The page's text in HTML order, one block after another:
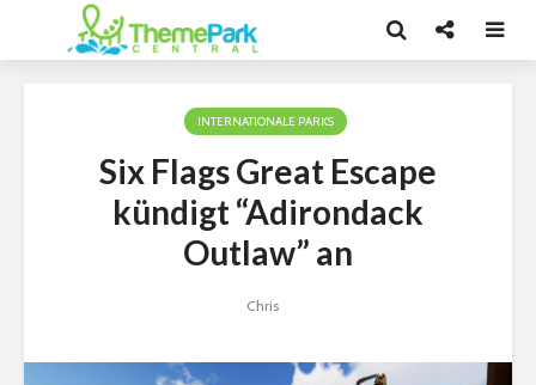
INTERNATIONALE PARKS
Six Flags Great Escape
kündigt “Adirondack
Outlaw” an
Chris